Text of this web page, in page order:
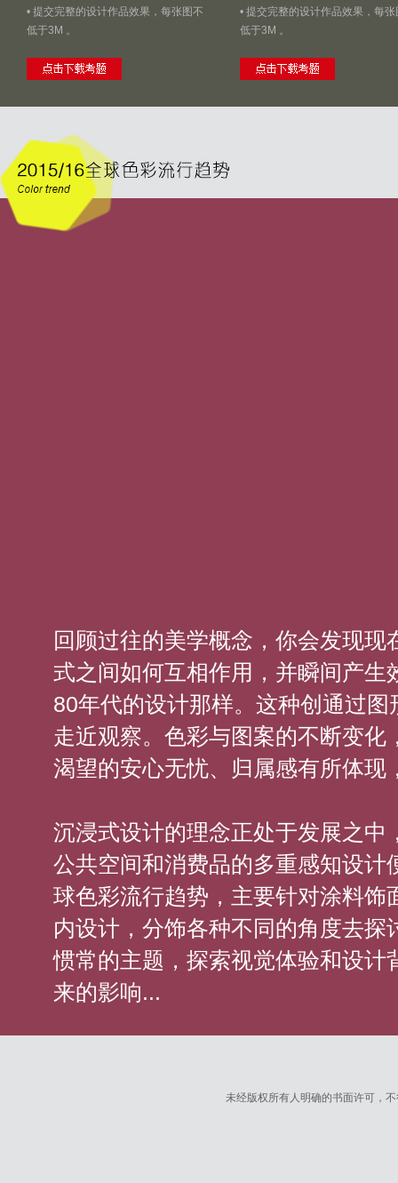
• 提交完整的设计作品效果，每张图不
低于3M 。
• 提交完整的设计作品效果，每张
低于3M 。
回顾过往的美学概念，你会发现
式之间如何互相作用，并瞬间产
80年代的设计那样。这种创通过
走近观察。色彩与图案的不断变
渴望的安心无忧、归属感有所体
沉浸式设计的理念正处于发展之
公共空间和消费品的多重感知设
球色彩流行趋势，主要针对涂料
内设计，分饰各种不同的角度去探
惯常的主题，探索视觉体验和设
来的影响...
未经版权所有人明确的书面许可，